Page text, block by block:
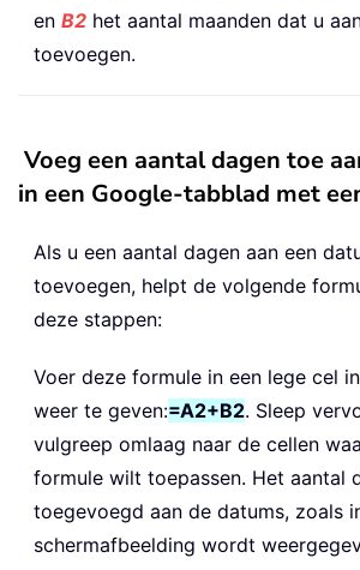
en B2 het aantal maanden dat u
toevoegen.
Voeg een aantal dagen toe
in een Google-tabblad met
Als u een aantal dagen aan een
toevoegen, helpt de volgende
deze stappen:
Voer deze formule in een lege cel
weer te geven:=A2+B2. Sleep
vulgreep omlaag naar de cellen
formule wilt toepassen. Het aantal
toegevoegd aan de datums, zoals
schermafbeelding wordt